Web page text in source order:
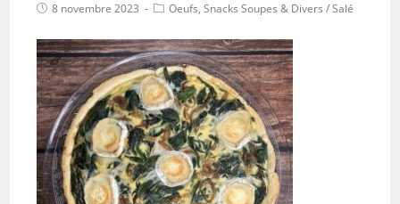
8 novembre 2023 Oeufs, Snacks Soupes & Divers /Salé